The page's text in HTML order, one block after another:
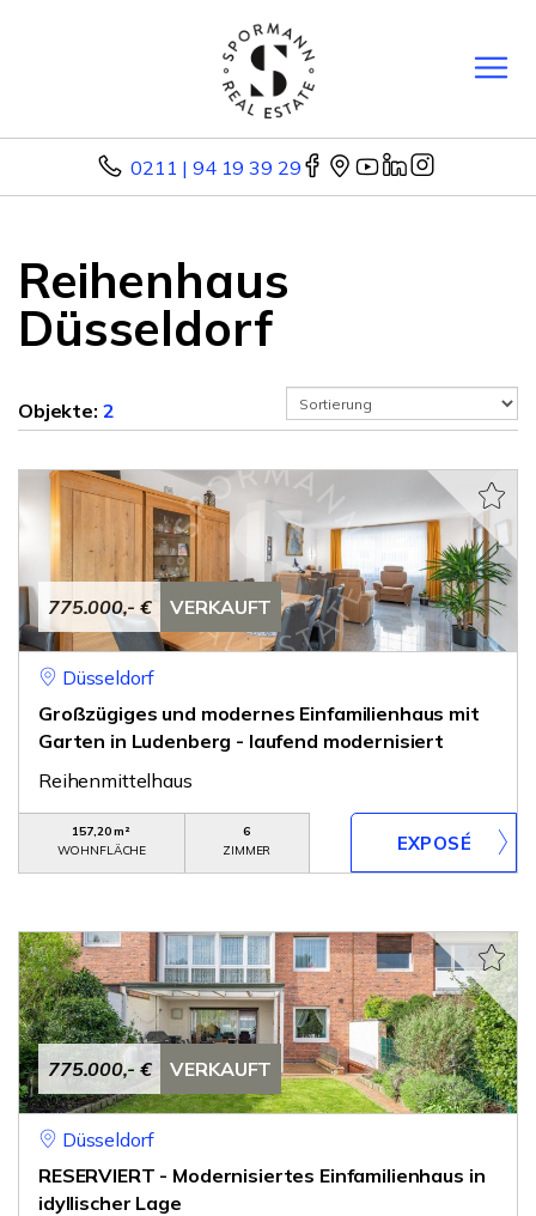
0211 | 94 19 39 29
Reihenhaus
Düsseldorf
Objekte: 2
775.000,- € VERKAUFT
Düsseldorf
Großzügiges und modernes Einfamilienhaus mit
Garten in Ludenberg - laufend modernisiert
Reihenmittelhaus
157,20 m²
WOHNFLÄCHE
6
ZIMMER
775.000,- € VERKAUFT
Düsseldorf
RESERVIERT - Modernisiertes Einfamilienhaus in
idyllischer Lage